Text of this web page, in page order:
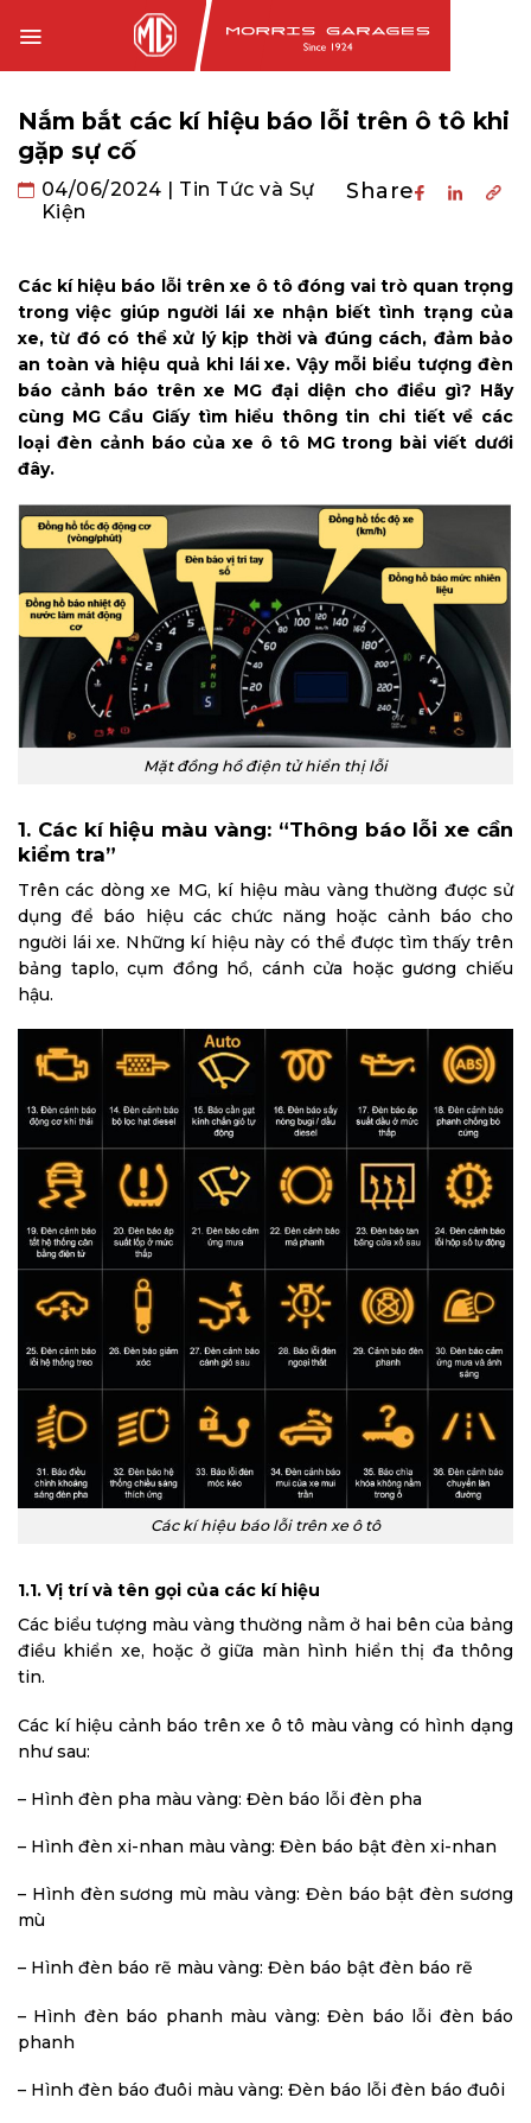
đến
Nắm bắt các kí hiệu báo lỗi trên ô tô khi
gặp sự cố
04/06/2024
Tin Tức và Sự
Kiện
Share
Các kí hiệu báo lỗitrên xe ô tô đóng vai trò quan trọng
trong việc giúp người lái xe nhận biết tình trạng của
xe, từ đó có thể xử lý kịp thời và đúng cách, đảm bảo
an toàn và hiệu quả khi lái xe. Vậy mỗi biểu tượng đèn
báo cảnh báo trên xe MG đại diện cho điều gì? Hãy
cùng MG Cầu Giấy tìm hiểu thông tin chi tiết về các
loại đèn cảnh báo của xe ô tô MG trong bài viết dưới
đây.
Mặt đồng hồ điện tử hiển thị lỗi
1. Các kí hiệu màu vàng: “Thông báo lỗi xe cần
kiểm tra”
Trên các dòng xe MG, kí hiệu màu vàng thường được sử
dụng để báo hiệu các chức năng hoặc cảnh báo cho
người lái xe. Những kí hiệu này có thể được tìm thấy trên
bảng taplo, cụm đồng hồ, cánh cửa hoặc gương chiếu
hậu.
Các kí hiệu báo lỗi trên xe ô tô
1.1. Vị trí và tên gọi của các kí hiệu
Các biểu tượng màu vàng thường nằm ở hai bên của bảng
điều khiển xe, hoặc ở giữa màn hình hiển thị đa thông
tin.
Các kí hiệu cảnh báo trên xe ô tô màu vàng có hình dạng
như sau:
– Hình đèn pha màu vàng: Đèn báo lỗi đèn pha
– Hình đèn xi-nhan màu vàng: Đèn báo bật đèn xi-nhan
– Hình đèn sương mù màu vàng: Đèn báo bật đèn sương
mù
– Hình đèn báo rẽ màu vàng: Đèn báo bật đèn báo rẽ
– Hình đèn báo phanh màu vàng: Đèn báo lỗi đèn báo
phanh
– Hình đèn báo đuôi màu vàng: Đèn báo lỗi đèn báo đuôi